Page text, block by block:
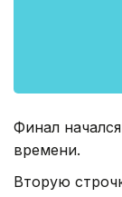
Финал
времени.
Вторую